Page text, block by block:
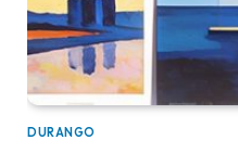
DURANGO